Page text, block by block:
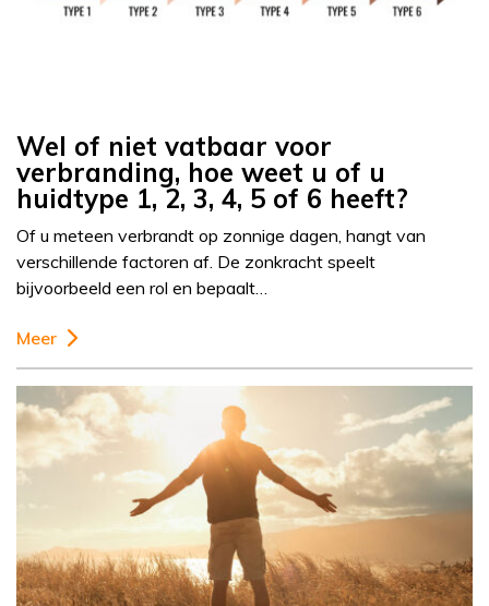
Wel of niet vatbaar voor
verbranding, hoe weet u of u
huidtype 1, 2, 3, 4, 5 of 6 heeft?
Of u meteen verbrandt op zonnige dagen, hangt van
verschillende factoren af. De zonkracht speelt
bijvoorbeeld een rol en bepaalt…
Meer